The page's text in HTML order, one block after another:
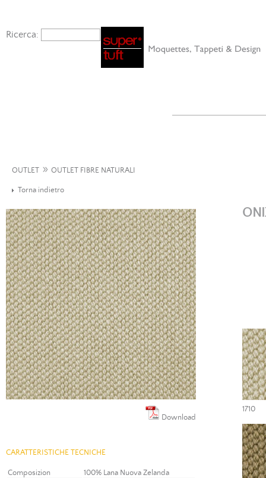
Ricerca:
OUTLET » OUTLET FIBRE NATURALI
Torna indietro
1710
Download
CARATTERISTICHE TECNICHE
Composizion
100% Lana Nuova Zelanda